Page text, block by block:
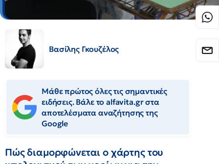
Βασίλης Γκουζέλος
Μάθε πρώτος όλες τις σημαντικές
ειδήσεις. Βάλε το alfavita.gr στα
αποτελέσματα αναζήτησης της
Google
Πώς διαμορφώνεται ο χάρτης του